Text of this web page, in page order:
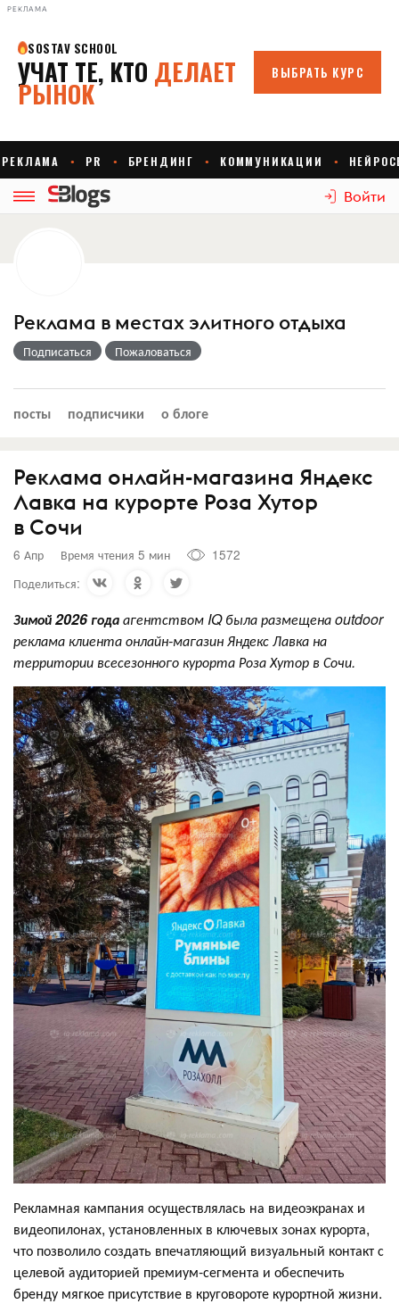
РЕКЛАМА
Войти
Реклама в местах элитного отдыха
Подписаться Пожаловаться
посты подписчики о блоге
Реклама онлайн-магазина Яндекс
Лавка на курорте Роза Хутор
в Сочи
6 Апр Время чтения 5 мин
1572
Поделиться:
Зимой 2026 годаагентством IQ была размещена outdoor
реклама клиента онлайн-магазин Яндекс Лавка на
территории всесезонного курорта Роза Хутор в Сочи.
Рекламная кампания осуществлялась на видеоэкранах и
видеопилонах, установленных в ключевых зонах курорта,
что позволило создать впечатляющий визуальный контакт с
целевой аудиторией премиум-сегмента и обеспечить
бренду мягкое присутствие в круговороте курортной жизни.